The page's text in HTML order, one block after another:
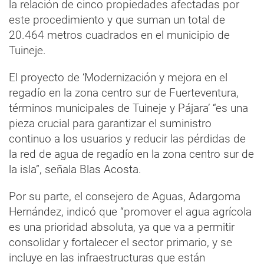
la relación de cinco propiedades afectadas por
este procedimiento y que suman un total de
20.464 metros cuadrados en el municipio de
Tuineje.
El proyecto de ‘Modernización y mejora en el
regadío en la zona centro sur de Fuerteventura,
términos municipales de Tuineje y Pájara’ “es una
pieza crucial para garantizar el suministro
continuo a los usuarios y reducir las pérdidas de
la red de agua de regadío en la zona centro sur de
la isla”, señala Blas Acosta.
Por su parte, el consejero de Aguas, Adargoma
Hernández, indicó que “promover el agua agrícola
es una prioridad absoluta, ya que va a permitir
consolidar y fortalecer el sector primario, y se
incluye en las infraestructuras que están